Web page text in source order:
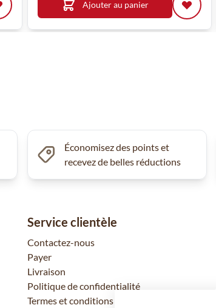
Ajouter au panier
Économisez des points et
recevez de belles réductions
Service clientèle
Contactez-nous
Payer
Livraison
Politique de confidentialité
Termes et conditions